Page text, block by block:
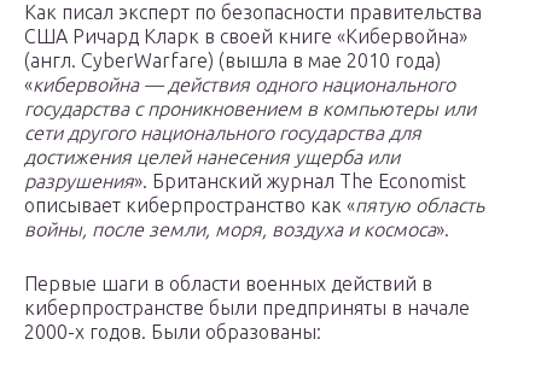
Как писал эксперт по безопасности правительства
США Ричард Кларк в своей книге «Кибервойна»
(англ. CyberWarfare) (вышла в мае 2010 года)
«кибервойна — действия одного национального
государства с проникновением в компьютеры или
сети другого национального государства для
достижения целей нанесения ущерба или
разрушения». Британский журнал The Economist
описывает киберпространство как «пятую область
войны, после земли, моря, воздуха и космоса».
Первые шаги в области военных действий в
киберпространстве были предприняты в начале
2000-х годов. Были образованы: